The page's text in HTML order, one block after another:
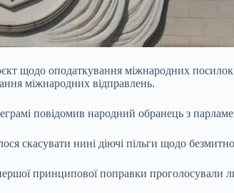
щодо оподаткування міжнародних
міжнародних відправлень.
повідомив народний обранець з
скасувати нині діючі пільги щодо
принципової поправки проголосували